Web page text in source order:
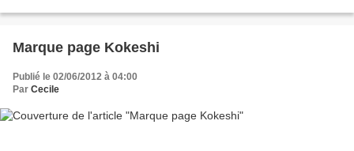
Marque page Kokeshi
Publié le 02/06/2012 à 04:00
Par Cecile